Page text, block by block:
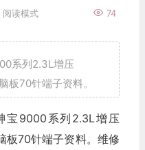
74
阅读模式
系列2.3L增压
板70针端子资料。
宝9000系列2.3L增压
板70针端子资料。维修